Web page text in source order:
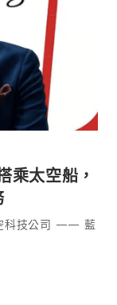
乘太空船，
科技公司 —— 藍